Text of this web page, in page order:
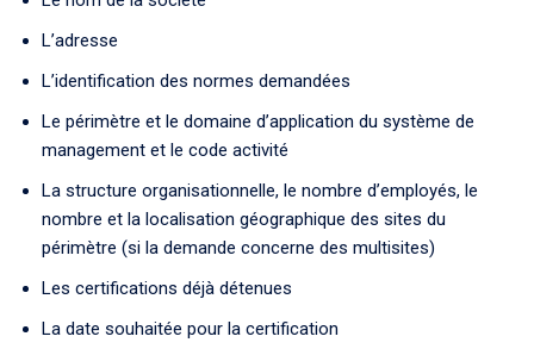
L’adresse
L’identification des normes demandées
Le périmètre et le domaine d’application du système de
management et le code activité
La structure organisationnelle, le nombre d’employés, le
nombre et la localisation géographique des sites du
périmètre (si la demande concerne des multisites)
Les certifications déjà détenues
La date souhaitée pour la certification